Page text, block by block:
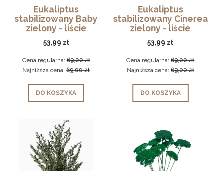
Eukaliptus
stabilizowany Baby
zielony - liście
eukaliptusa
53,99 zł
Cena regularna:69,00 zł
Najniższa cena:69,00 zł
DO KOSZYKA
Eukaliptus
stabilizowany Cinerea
zielony - liście
eukaliptusa
53,99 zł
Cena regularna:69,00 zł
Najniższa cena: 69,00 zł
DO KOSZYKA